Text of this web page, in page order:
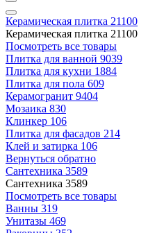
Керамическая плитка 21100
Керамическая плитка 21100
Посмотреть все товары
Плитка для ванной 9039
Плитка для кухни 1884
Плитка для пола 609
Керамогранит 9404
Мозаика 830
Клинкер 106
Плитка для фасадов 214
Клей и затирка 106
Вернуться обратно
Сантехника 3589
Сантехника 3589
Посмотреть все товары
Ванны 319
Унитазы 469